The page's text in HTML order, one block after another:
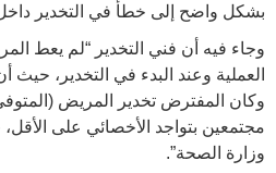
بشكل واضح إلى خطأ في التخدير
العملية وعند البدء في التخدير،
وكان المفترض تخدير المريض
مجتمعين بتواجد الأخصائي على
وزارة الصحة”.